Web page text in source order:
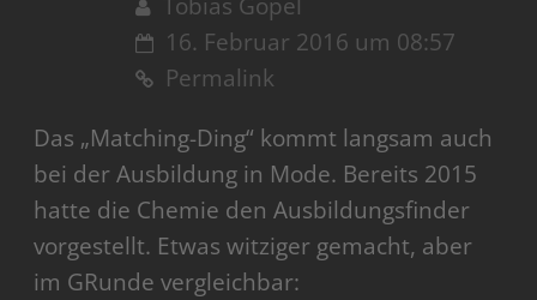
16. Februar 2016 um 08:57
Permalink
Das „Matching-Ding“ kommt langsam auch
bei der Ausbildung in Mode. Bereits 2015
hatte die Chemie den Ausbildungsfinder
vorgestellt. Etwas witziger gemacht, aber
im GRunde vergleichbar: